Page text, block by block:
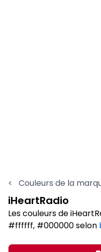
< Couleurs de la
iHeartRadio
Les couleurs de
#ffffff, #000000 selon